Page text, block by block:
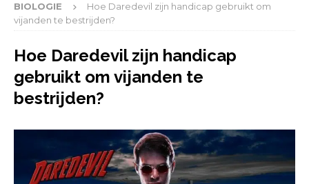
BIOLOGIE
Hoe Daredevil zijn handicap gebruikt om
vijanden te bestrijden?
Hoe Daredevil zijn handicap
gebruikt om vijanden te
bestrijden?